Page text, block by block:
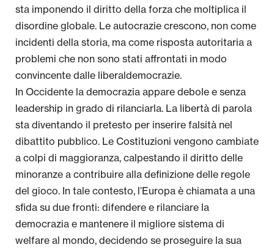
sta imponendo il diritto della forza che moltiplica il
disordine globale. Le autocrazie crescono, non come
incidenti della storia, ma come risposta autoritaria a
problemi che non sono stati affrontati in modo
convincente dalle liberaldemocrazie.
In Occidente la democrazia appare debole e senza
leadership in grado di rilanciarla. La libertà di parola
sta diventando il pretesto per inserire falsità nel
dibattito pubblico. Le Costituzioni vengono cambiate
a colpi di maggioranza, calpestando il diritto delle
minoranze a contribuire alla definizione delle regole
del gioco. In tale contesto, l’Europa è chiamata a una
sfida su due fronti: difendere e rilanciare la
democrazia e mantenere il migliore sistema di
welfare al mondo, decidendo se proseguire la sua
Università
Attività per le scuole
Newsletter
Rendicontazione Bandi Pubblici